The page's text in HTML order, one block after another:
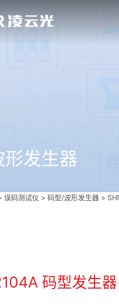
发生器
误码测试仪 >码型/波形发生器 >
码型发生器